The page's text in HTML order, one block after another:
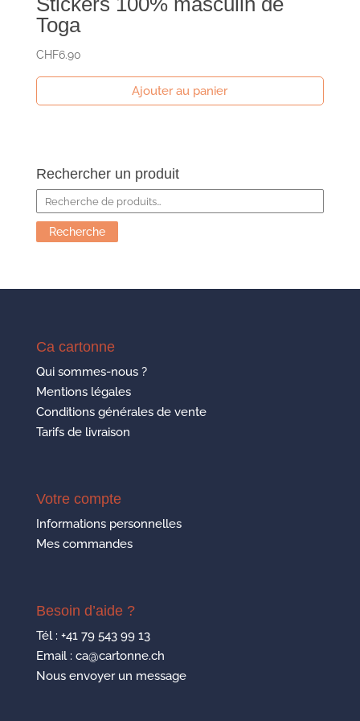
Toga
CHF6.90
Ajouter au panier
Rechercher un produit
Recherche
pour :
Recherche
Ca cartonne
Qui sommes-nous ?
Mentions légales
Conditions générales de vente
Tarifs de livraison
Votre compte
Informations personnelles
Mes commandes
Besoin d’aide ?
Tél : +41 79 543 99 13
Email : ca@cartonne.ch
Nous envoyer un message